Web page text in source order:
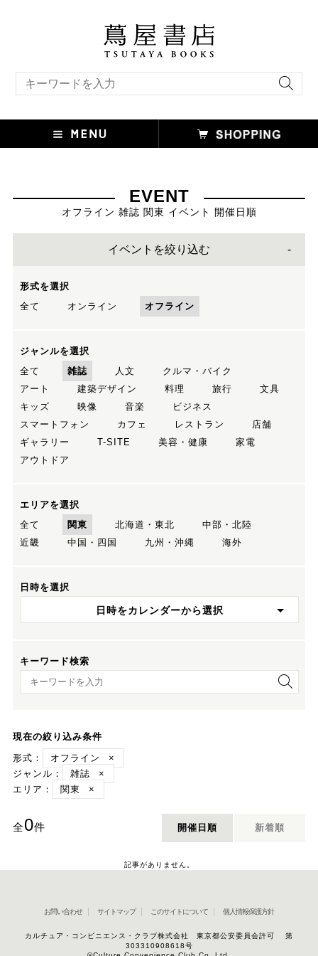
EVENT
オフライン 雑誌 関東 イベント 開催日順
イベントを絞り込む
形式を選択
全て
オンライン オフライン
ジャンルを選択
全て
雑誌 人文
クルマ・バイク
アート
建築デザイン 料理 旅行
文具
キッズ
映像 音楽
ビジネス
スマートフォン
カフェ レストラン
店舗
ギャラリー
T-SITE 美容・健康
家電
アウトドア
エリアを選択
全て
関東 北海道・東北
中部・北陸
近畿
中国・四国 九州・沖縄 海外
日時を選択
日時をカレンダーから選択
キーワード検索
キーワード検索
現在の絞り込み条件
形式：
オフライン
×
ジャンル：
雑誌
×
エリア：
関東 ×
全0件 開催日順 新着順
記事がありません。
お問い合わせ サイトマップ このサイトについて 個人情報保護方針
カルチュア・コンビニエンス・クラブ株式会社 東京都公安委員会許可 第
303310908618号